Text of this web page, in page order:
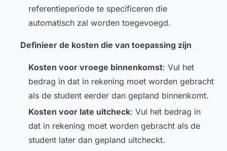
referentieperiode te specificeren die
automatisch zal worden toegevoegd.
Definieer de kosten die van toepassing zijn
Kosten voor vroege binnenkomst: Vul het
bedrag in dat in rekening moet worden gebracht
als de student eerder dan gepland binnenkomt.
Kosten voor late uitcheck: Vul het bedrag in
dat in rekening moet worden gebracht als de
student later dan gepland uitcheckt.